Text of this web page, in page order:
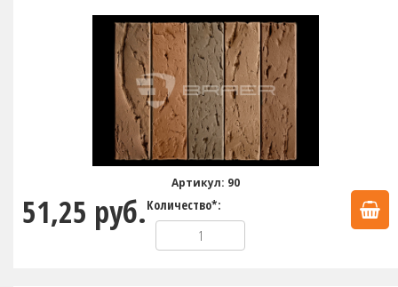
Артикул: 90
51,25 руб.Количество*: